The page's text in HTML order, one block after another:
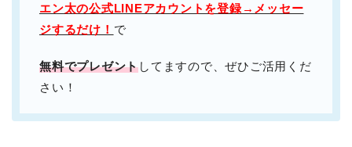
エン太の公式LINEアカウントを登録→メッセー
ジするだけ！ で
無料でプレゼントしてますので、ぜひご活用くだ
さい！